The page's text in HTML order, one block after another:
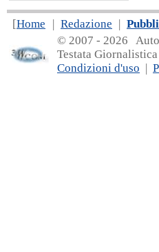
[Home | Redazione |
© 2007 - 2026
Testata
Condizioni d'uso |